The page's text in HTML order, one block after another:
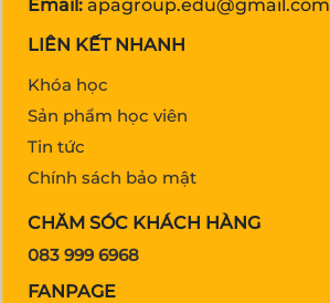
Email: apagroup.edu@gmail.com
LIÊN KẾT NHANH
Khóa học
Sản phẩm học viên
Tin tức
Chính sách bảo mật
CHĂM SÓC KHÁCH HÀNG
083 999 6968
FANPAGE